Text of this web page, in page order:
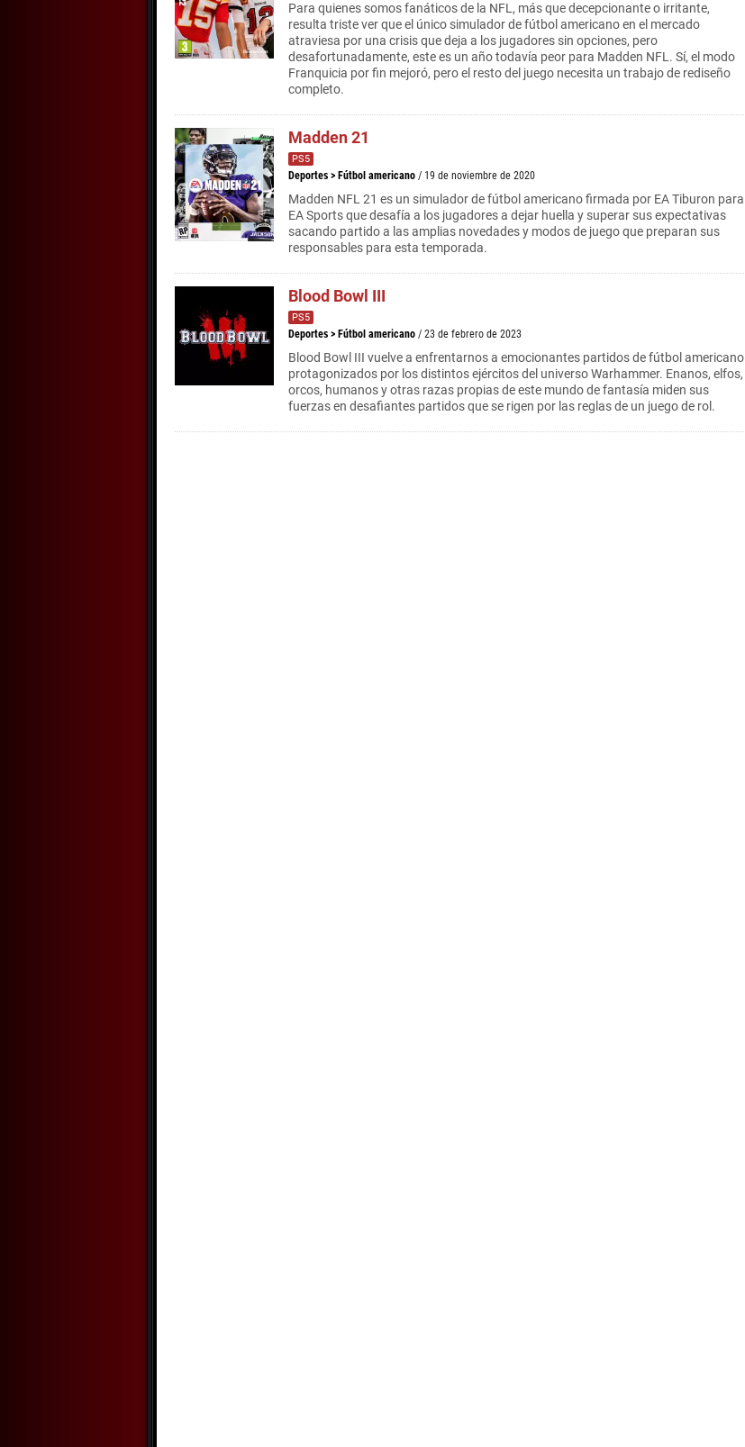
Para quienes somos fanáticos de la NFL, más que decepcionante o irritante,
resulta triste ver que el único simulador de fútbol americano en el mercado
atraviesa por una crisis que deja a los jugadores sin opciones, pero
desafortunadamente, este es un año todavía peor para Madden NFL. Sí, el modo
Franquicia por fin mejoró, pero el resto del juego necesita un trabajo de rediseño
completo.
Madden 21
PS5
Deportes > Fútbol americano / 19 de noviembre de 2020
Madden NFL 21 es un simulador de fútbol americano firmada por EA Tiburon para
EA Sports que desafía a los jugadores a dejar huella y superar sus expectativas
sacando partido a las amplias novedades y modos de juego que preparan sus
responsables para esta temporada.
Blood Bowl III
PS5
Deportes > Fútbol americano / 23 de febrero de 2023
Blood Bowl III vuelve a enfrentarnos a emocionantes partidos de fútbol americano
protagonizados por los distintos ejércitos del universo Warhammer. Enanos, elfos,
orcos, humanos y otras razas propias de este mundo de fantasía miden sus
fuerzas en desafiantes partidos que se rigen por las reglas de un juego de rol.